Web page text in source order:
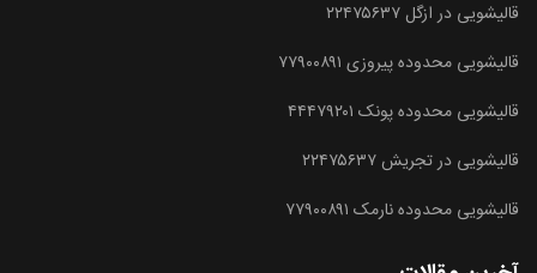
قالیشویی در ازگل ۲۲۴۷۵۶۳۷
قالیشویی محدوده پیروزی ۷۷۹۰۰۸۹۱
قالیشویی محدوده پونک ۴۴۴۷۹۲۰۱
قالیشویی در تجریش ۲۲۴۷۵۶۳۷
قالیشویی محدوده نارمک ۷۷۹۰۰۸۹۱